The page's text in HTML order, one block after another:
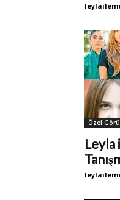
Özel
Leyla